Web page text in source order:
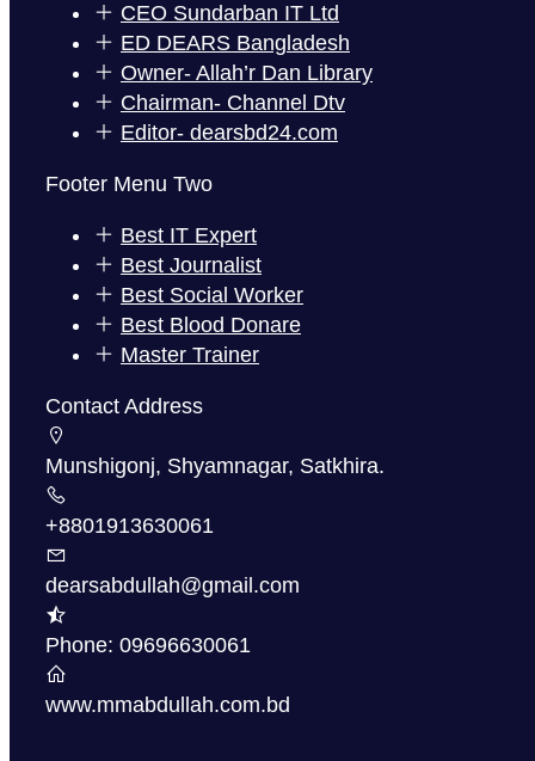
CEO Sundarban IT Ltd
ED DEARS Bangladesh
Owner- Allah’r Dan Library
Chairman- Channel Dtv
Editor- dearsbd24.com
Footer Menu Two
Best IT Expert
Best Journalist
Best Social Worker
Best Blood Donare
Master Trainer
Contact Address
Munshigonj, Shyamnagar, Satkhira.
+8801913630061
dearsabdullah@gmail.com
Phone: 09696630061
www.mmabdullah.com.bd